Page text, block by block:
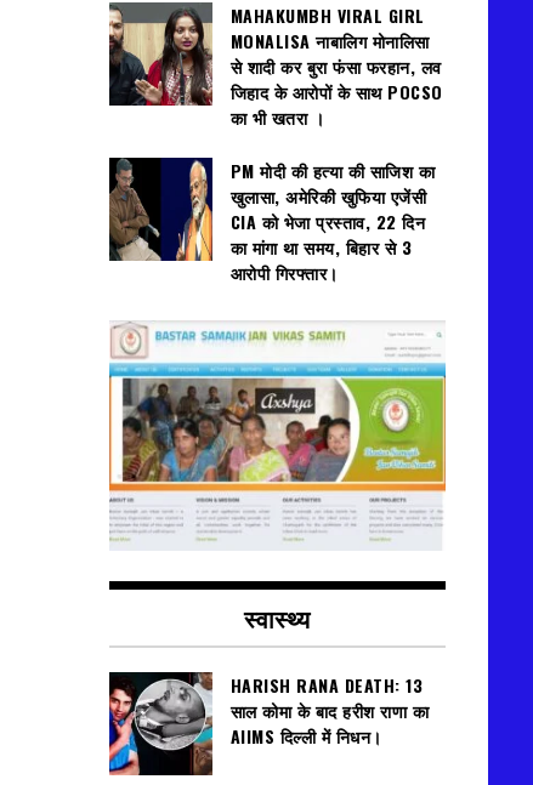
MAHAKUMBH VIRAL GIRL
MONALISA नाबालिग मोनालिसा
से शादी कर बुरा फंसा फरहान, लव
जिहाद के आरोपों के साथ POCSO
का भी खतरा ।
PM मोदी की हत्या की साजिश का
खुलासा, अमेरिकी खुफिया एजेंसी
CIA को भेजा प्रस्ताव, 22 दिन
का मांगा था समय, बिहार से 3
आरोपी गिरफ्तार।
स्वास्थ्य
HARISH RANA DEATH: 13
साल कोमा के बाद हरीश राणा का
AIIMS दिल्ली में निधन।